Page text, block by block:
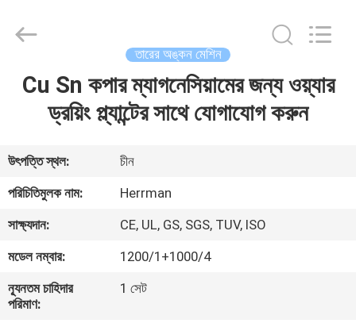
বাড়ি
আমাদের
সম্পর্কে
কারখানা
ভ্রমণ
Rights
Reserved.
তারের অঙ্কন মেশিন
Cu Sn কপার ম্যাগনেসিয়ামের জন্য ওয়্যার
ড্রয়িং প্ল্যান্টের সাথে যোগাযোগ করুন
উৎপত্তি স্থল:
চীন
পরিচিতিমুলক নাম:
Herrman
সাক্ষ্যদান:
CE, UL, GS, SGS, TUV, ISO
মডেল নম্বার:
1200/1+1000/4
ন্যূনতম চাহিদার
পরিমাণ:
1 সেট